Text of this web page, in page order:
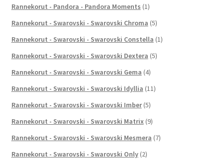
Rannekorut - Pandora - Pandora Moments (1)
Rannekorut - Swarovski - Swarovski Chroma (5)
Rannekorut - Swarovski - Swarovski Constella (1)
Rannekorut - Swarovski - Swarovski Dextera (5)
Rannekorut - Swarovski - Swarovski Gema (4)
Rannekorut - Swarovski - Swarovski Idyllia (11)
Rannekorut - Swarovski - Swarovski Imber (5)
Rannekorut - Swarovski - Swarovski Matrix (9)
Rannekorut - Swarovski - Swarovski Mesmera (7)
Rannekorut - Swarovski - Swarovski Only (2)